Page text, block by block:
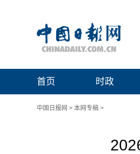
首页 时政
中国日报网 > 本网专稿 >